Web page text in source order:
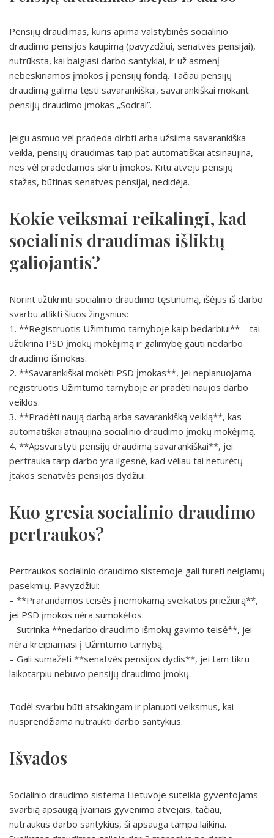
Pensijų draudimas, kuris apima valstybinės socialinio
draudimo pensijos kaupimą (pavyzdžiui, senatvės pensijai),
nutrūksta, kai baigiasi darbo santykiai, ir už asmenį
nebeskiriamos įmokos į pensijų fondą. Tačiau pensijų
draudimą galima tęsti savarankiškai, savarankiškai mokant
pensijų draudimo įmokas „Sodrai”.
Jeigu asmuo vėl pradeda dirbti arba užsiima savarankiška
veikla, pensijų draudimas taip pat automatiškai atsinaujina,
nes vėl pradedamos skirti įmokos. Kitu atveju pensijų
stažas, būtinas senatvės pensijai, nedidėja.
Kokie veiksmai reikalingi, kad
socialinis draudimas išliktų
galiojantis?
Norint užtikrinti socialinio draudimo tęstinumą, išėjus iš darbo
svarbu atlikti šiuos žingsnius:
1. **Registruotis Užimtumo tarnyboje kaip bedarbiui** – tai
užtikrina PSD įmokų mokėjimą ir galimybę gauti nedarbo
draudimo išmokas.
2. **Savarankiškai mokėti PSD įmokas**, jei neplanuojama
registruotis Užimtumo tarnyboje ar pradėti naujos darbo
veiklos.
3. **Pradėti naują darbą arba savarankišką veiklą**, kas
automatiškai atnaujina socialinio draudimo įmokų mokėjimą.
4. **Apsvarstyti pensijų draudimą savarankiškai**, jei
pertrauka tarp darbo yra ilgesnė, kad vėliau tai neturėtų
įtakos senatvės pensijos dydžiui.
Kuo gresia socialinio draudimo
pertraukos?
Pertraukos socialinio draudimo sistemoje gali turėti neigiamų
pasekmių. Pavyzdžiui:
– **Prarandamos teisės į nemokamą sveikatos priežiūrą**,
jei PSD įmokos nėra sumokėtos.
– Sutrinka **nedarbo draudimo išmokų gavimo teisė**, jei
nėra kreipiamasi į Užimtumo tarnybą.
– Gali sumažėti **senatvės pensijos dydis**, jei tam tikru
laikotarpiu nebuvo pensijų draudimo įmokų.
Todėl svarbu būti atsakingam ir planuoti veiksmus, kai
nusprendžiama nutraukti darbo santykius.
Išvados
Socialinio draudimo sistema Lietuvoje suteikia gyventojams
svarbią apsaugą įvairiais gyvenimo atvejais, tačiau,
nutraukus darbo santykius, ši apsauga tampa laikina.